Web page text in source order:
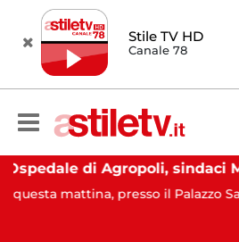
Stile TV HD
Canale 78
Ospedale di Agropoli, sindaci Mutalipassi e Rizzo incontrano Fico: “Intesa per potenziare servizi”
il Palazzo Santa
SANITÀ 14:20
CAPACCIO